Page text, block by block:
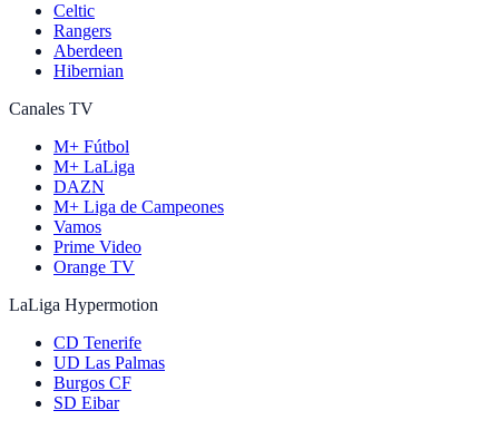
Celtic
Rangers
Aberdeen
Hibernian
Canales TV
M+ Fútbol
M+ LaLiga
DAZN
M+ Liga de Campeones
Vamos
Prime Video
Orange TV
LaLiga Hypermotion
CD Tenerife
UD Las Palmas
Burgos CF
SD Eibar